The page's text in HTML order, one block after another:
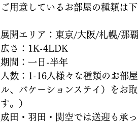
ご用意しているお部屋の種類は
展開エリア：東京/大阪/札幌/那
広さ：1K-4LDK
期間：一日-半年
人数：1-16人様々な種類のお部
ル、バケーションステイ）をお
す。）
成田・羽田・関空では送迎も承っ